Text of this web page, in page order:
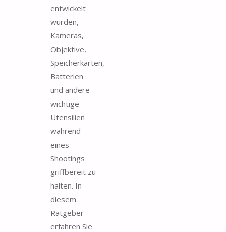
entwickelt
wurden,
Kameras,
Objektive,
Speicherkarten,
Batterien
und andere
wichtige
Utensilien
während
eines
Shootings
griffbereit zu
halten. In
diesem
Ratgeber
erfahren Sie